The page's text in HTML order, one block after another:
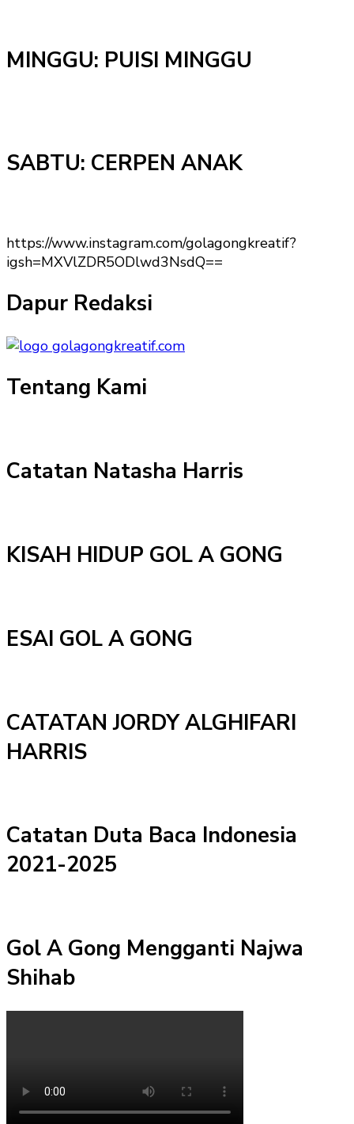
MINGGU: PUISI MINGGU
SABTU: CERPEN ANAK
https://www.instagram.com/golagongkreatif?
igsh=MXVlZDR5ODlwd3NsdQ==
Dapur Redaksi
Tentang Kami
Catatan Natasha Harris
KISAH HIDUP GOL A GONG
ESAI GOL A GONG
CATATAN JORDY ALGHIFARI
HARRIS
Catatan Duta Baca Indonesia
2021-2025
Gol A Gong Mengganti Najwa
Shihab